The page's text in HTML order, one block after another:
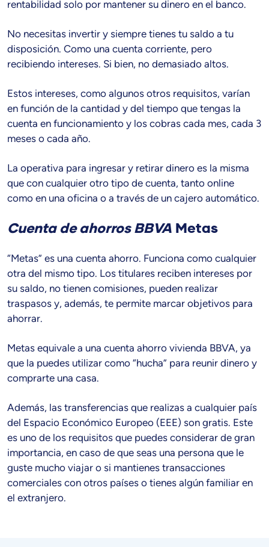
rentabilidad solo por mantener su dinero en el banco.
No necesitas invertir y siempre tienes tu saldo a tu
disposición. Como una cuenta corriente, pero
recibiendo intereses. Si bien, no demasiado altos.
Estos intereses, como algunos otros requisitos, varían
en función de la cantidad y del tiempo que tengas la
cuenta en funcionamiento y los cobras cada mes, cada 3
meses o cada año.
La operativa para ingresar y retirar dinero es la misma
que con cualquier otro tipo de cuenta, tanto online
como en una oficina o a través de un cajero automático.
Cuenta de ahorros BBVA Metas
“Metas” es una cuenta ahorro. Funciona como cualquier
otra del mismo tipo. Los titulares reciben intereses por
su saldo, no tienen comisiones, pueden realizar
traspasos y, además, te permite marcar objetivos para
ahorrar.
Metas equivale a una cuenta ahorro vivienda BBVA, ya
que la puedes utilizar como “hucha” para reunir dinero y
comprarte una casa.
Además, las transferencias que realizas a cualquier país
del Espacio Económico Europeo (EEE) son gratis. Este
es uno de los requisitos que puedes considerar de gran
importancia, en caso de que seas una persona que le
guste mucho viajar o si mantienes transacciones
comerciales con otros países o tienes algún familiar en
el extranjero.